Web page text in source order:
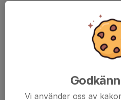
Säsonger i seniorlaget : 5:e
Landskamper: 35A (Island)
Meriter: SM-guld 2023, Årets
Vi använder oss av